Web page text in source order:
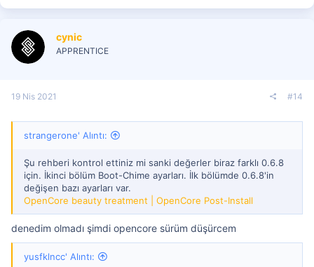
k
:
cynic
APPRENTICE
19 Nis 2021 #14
strangerone' Alıntı:
Şu rehberi kontrol ettiniz mi sanki değerler biraz farklı 0.6.8
için. İkinci bölüm Boot-Chime ayarları. İlk bölümde 0.6.8'in
değişen bazı ayarları var.
OpenCore beauty treatment | OpenCore Post-Install
denedim olmadı şimdi opencore sürüm düşürcem
yusfklncc' Alıntı: